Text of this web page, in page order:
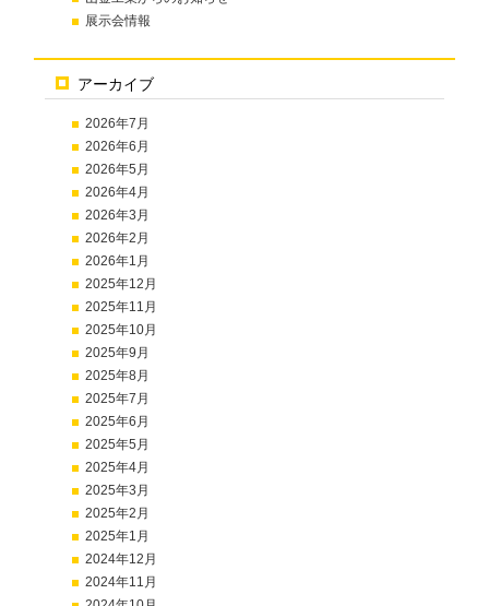
展示会情報
アーカイブ
2026年7月
2026年6月
2026年5月
2026年4月
2026年3月
2026年2月
2026年1月
2025年12月
2025年11月
2025年10月
2025年9月
2025年8月
2025年7月
2025年6月
2025年5月
2025年4月
2025年3月
2025年2月
2025年1月
2024年12月
2024年11月